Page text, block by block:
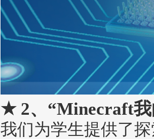
★ 2、“Minecraft
我们为学生提供了